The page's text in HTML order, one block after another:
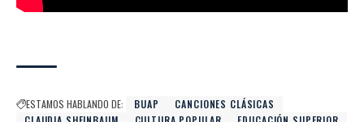
ESTAMOS HABLANDO DE: BUAP
CANCIONES CLÁSICAS